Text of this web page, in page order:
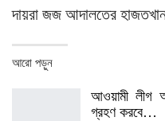
দায়রা জজ আদালতের
আরো পড়ুন
আওয়ামী লীগ
গ্রহণ করবে…